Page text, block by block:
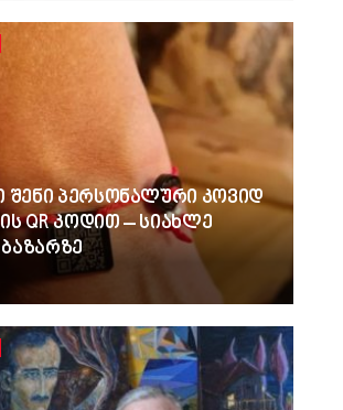
შენი პერსონალური კოვიდ
QR კოდით – სიახლე